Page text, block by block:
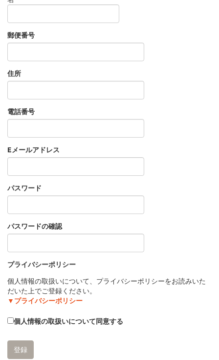
郵便番号
住所
電話番号
Eメールアドレス
パスワード
パスワードの確認
プライバシーポリシー
個人情報の取扱いについて、プライバシーポリシーをお読みいた
だいた上でご登録ください。
▼プライバシーポリシー
個人情報の取扱いについて同意する